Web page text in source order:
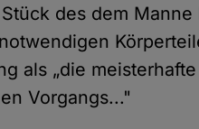
des dem
als „die
Vorgangs..."